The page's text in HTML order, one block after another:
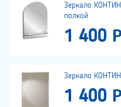
Зеркало
полкой
1 400
Зеркало
1 400